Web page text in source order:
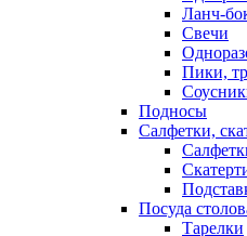
Ланч-
Свечи
Пики,
Подносы
Салфетки,
Посуда
Тарелки